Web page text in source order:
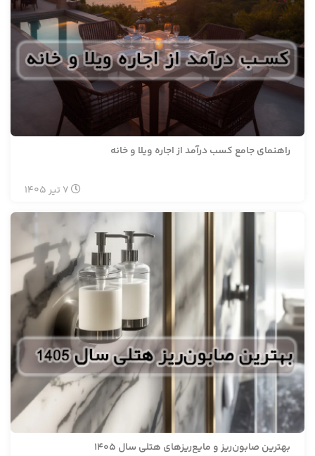
راهنمای جامع کسب درآمد از اجاره ویلا و خانه
7 تیر1405
بهترین صابون‌ریز و مایع‌ریزهای هتلی سال ۱۴۰۵